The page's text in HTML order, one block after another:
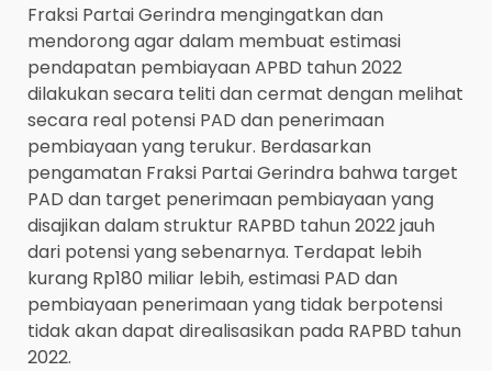
Fraksi Partai Gerindra mengingatkan dan
mendorong agar dalam membuat estimasi
pendapatan pembiayaan APBD tahun 2022
dilakukan secara teliti dan cermat dengan melihat
secara real potensi PAD dan penerimaan
pembiayaan yang terukur. Berdasarkan
pengamatan Fraksi Partai Gerindra bahwa target
PAD dan target penerimaan pembiayaan yang
disajikan dalam struktur RAPBD tahun 2022 jauh
dari potensi yang sebenarnya. Terdapat lebih
kurang Rp180 miliar lebih, estimasi PAD dan
pembiayaan penerimaan yang tidak berpotensi
tidak akan dapat direalisasikan pada RAPBD tahun
2022.